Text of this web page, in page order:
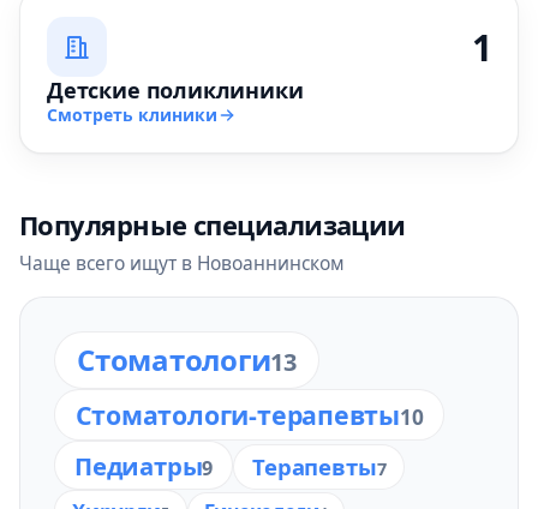
1
Детские поликлиники
Смотреть клиники
Популярные специализации
Чаще всего ищут в Новоаннинском
Стоматологи13
Стоматологи-терапевты10
Педиатры9 Терапевты7